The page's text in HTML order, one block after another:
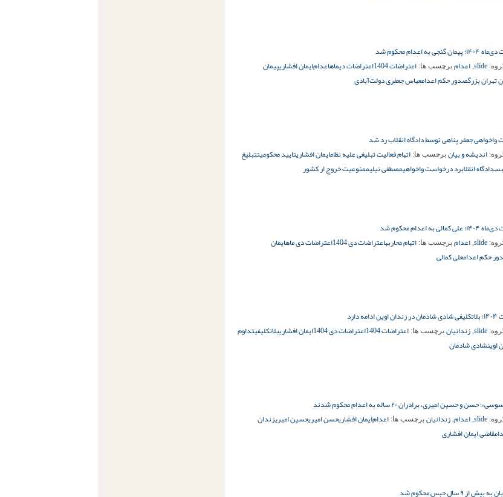
به اعدام محکوم شد
slide
, اعدام برچسب ها: اعتراضات 1404 اعتراضات دیماهاعدام‌ایمان افشاریپیمان
تهران بزرگصدور حکم اعدامعباس جعفری دولت‌آبادی
جعفر پناهی توسط دادگاه انقلاب رد شد
اندیشه و بیان برچسب ها: اتهام فعالیت تبلیغی علیه نظامایمان افشاریتایید محکومیتتبلیغ
دادگاه انقلابرد درخواست واخواهیمصطفی نیلیممنوعیت خروج ار کشور
به اعدام محکوم شد
slide
, اعدام برچسب ها: اتهام محاربهاعتراضات دی 1404 اعتراضات دی ماهایمان
حکم اعدامعلی کمالی
دارد
slide
, زندانیان برچسب ها: اعتراضات 1404 اعتراضات دی 1404 ایمان افشاریبلاتکلیفیتداوم
اوینشادی شادمان
حسن و حسین امیری، برادران ۲۰ ساله به اعدام محکوم شدند
slide
, اعدام, زندانیان برچسب ها: اعدام‌ایمان افشاریحسن امیریحسین امیریزندان
قاضی ایمان افشاری
از ۹ سال حبس محکوم شد